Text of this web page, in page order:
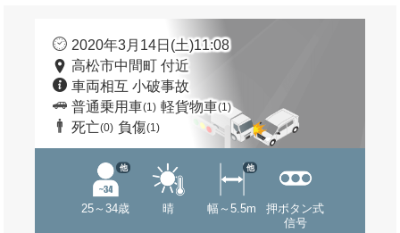
2020年3月14日(土)11:08
高松市中間町 付近
車両相互 小破事故
普通乗用車(1) 軽貨物車(1)
死亡(0) 負傷(1)
25～34歳
他
晴 幅～5.5m
他
押ボタン式
信号